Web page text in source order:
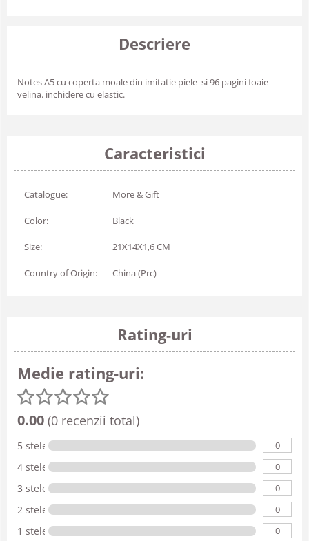
Descriere
Notes A5 cu coperta moale din imitatie piele si 96 pagini foaie
velina. inchidere cu elastic.
Caracteristici
Catalogue: More & Gift
Color: Black
Size: 21X14X1,6 CM
Country of Origin: China (Prc)
Rating-uri
Medie rating-uri:
0.00 (0 recenzii total)
5 stele 0
4 stele 0
3 stele 0
2 stele 0
1 stele 0